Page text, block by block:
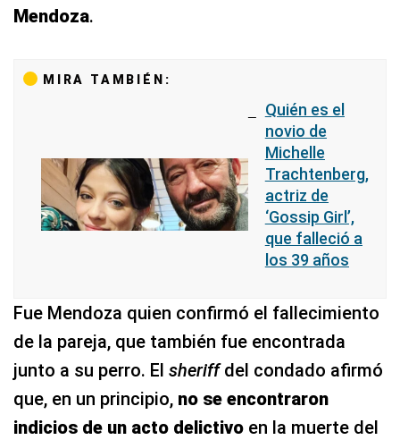
Mendoza.
MIRA TAMBIÉN:
Quién es el
novio de
Michelle
Trachtenberg,
actriz de
‘Gossip Girl’,
que falleció a
los 39 años
Fue Mendoza quien confirmó el fallecimiento
de la pareja, que también fue encontrada
junto a su perro. El sheriffdel condado afirmó
que, en un principio, no se encontraron
indicios de un acto delictivo en la muerte del